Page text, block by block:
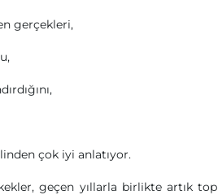
gerçekleri,
çok iyi anlatıyor.
geçen yıllarla birlikte artık